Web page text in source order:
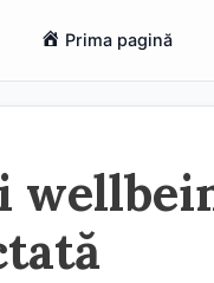
Prima pagină